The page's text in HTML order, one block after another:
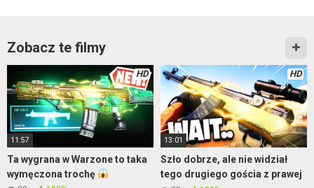
Zobacz te filmy
HD
11:57
Ta wygrana w Warzone to taka
wymęczona trochę
HD
13:01
Szło dobrze, ale nie widział
tego drugiego gościa z prawej